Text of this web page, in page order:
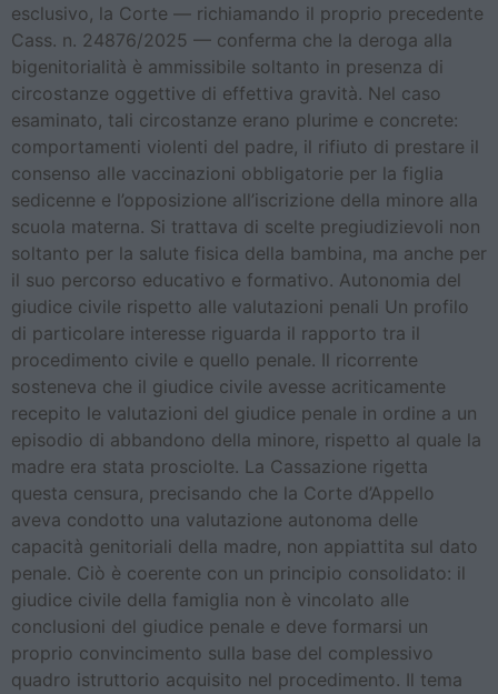
esclusivo, la Corte — richiamando il proprio precedente
Cass. n. 24876/2025 — conferma che la deroga alla
bigenitorialità è ammissibile soltanto in presenza di
circostanze oggettive di effettiva gravità. Nel caso
esaminato, tali circostanze erano plurime e concrete:
comportamenti violenti del padre, il rifiuto di prestare il
consenso alle vaccinazioni obbligatorie per la figlia
sedicenne e l’opposizione all’iscrizione della minore alla
scuola materna. Si trattava di scelte pregiudizievoli non
soltanto per la salute fisica della bambina, ma anche per
il suo percorso educativo e formativo. Autonomia del
giudice civile rispetto alle valutazioni penali Un profilo
di particolare interesse riguarda il rapporto tra il
procedimento civile e quello penale. Il ricorrente
sosteneva che il giudice civile avesse acriticamente
recepito le valutazioni del giudice penale in ordine a un
episodio di abbandono della minore, rispetto al quale la
madre era stata prosciolte. La Cassazione rigetta
questa censura, precisando che la Corte d’Appello
aveva condotto una valutazione autonoma delle
capacità genitoriali della madre, non appiattita sul dato
penale. Ciò è coerente con un principio consolidato: il
giudice civile della famiglia non è vincolato alle
conclusioni del giudice penale e deve formarsi un
proprio convincimento sulla base del complessivo
quadro istruttorio acquisito nel procedimento. Il tema